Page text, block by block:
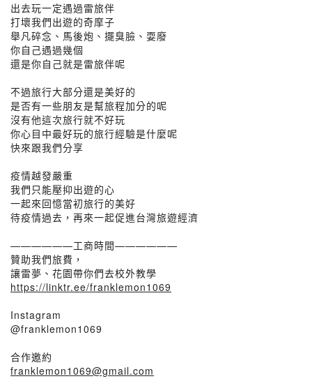
出去玩一定遇過雷旅伴
打壞我們出遊的奇摩子
舉凡碎念、馬後炮、擺臭臉、耍廢
你自己遇過幾個
還是你自己就是雷旅伴呢
不過旅行大部分還是美好的
是否有一些朋友是幫旅程加分的呢
沒有他這次旅行就不好玩
你心目中最好玩的旅行經驗是什麼呢
快來跟我們分享
疫情越發嚴重
我們只能壓抑出遊的心
一起來回憶當初旅行的美好
待疫情過去，再來一起促進台灣旅遊經濟
——————工商時間——————
贊助我們旅費，
讓雷夢、花園帶你們去校外教學
https://linktr.ee/franklemon1069
Instagram
@franklemon1069
合作邀約
franklemon1069@gmail.com